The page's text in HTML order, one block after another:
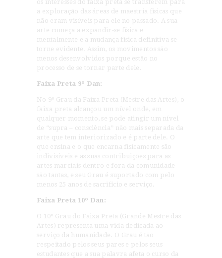
os interesses do faixa preta se transferem para
a exploração das áreas de maestria físicas que
não eram visíveis para ele no passado. A sua
arte começa a expandir-se física e
mentalmente e a mudança física definitiva se
torne evidente. Assim, os movimentos são
menos desenvolvidos porque estão no
processo de se tornar parte dele.
Faixa Preta 9º Dan:
No 9º Grau da Faixa Preta (Mestre das Artes), o
faixa preta alcançou um nível onde, em
qualquer momento, se pode atingir um nível
de “supra – consciência” não mais separada da
arte que tem interiorizado e é parte dele. O
que ensina e o que encarna fisicamente são
indivisíveis e as suas contribuições para as
artes marciais dentro e fora da comunidade
são tantas, e seu Grau é suportado com pelo
menos 25 anos de sacrifício e serviço.
Faixa Preta 10º Dan:
O 10º Grau do Faixa Preta (Grande Mestre das
Artes) representa uma vida dedicada ao
serviço da humanidade. O Grau é tão
respeitado pelos seus pares e pelos seus
estudantes que a sua palavra afeta o curso da